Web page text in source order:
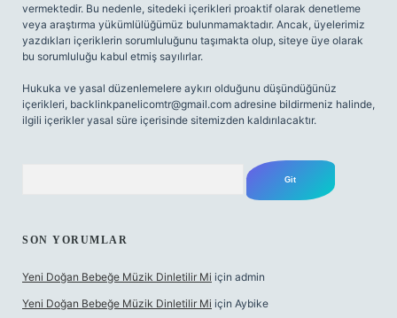
vermektedir. Bu nedenle, sitedeki içerikleri proaktif olarak denetleme
veya araştırma yükümlülüğümüz bulunmamaktadır. Ancak, üyelerimiz
yazdıkları içeriklerin sorumluluğunu taşımakta olup, siteye üye olarak
bu sorumluluğu kabul etmiş sayılırlar.
Hukuka ve yasal düzenlemelere aykırı olduğunu düşündüğünüz
içerikleri, backlinkpanelicomtr@gmail.com adresine bildirmeniz halinde,
ilgili içerikler yasal süre içerisinde sitemizden kaldırılacaktır.
SON YORUMLAR
Yeni Doğan Bebeğe Müzik Dinletilir Mi için admin
Yeni Doğan Bebeğe Müzik Dinletilir Mi için Aybike